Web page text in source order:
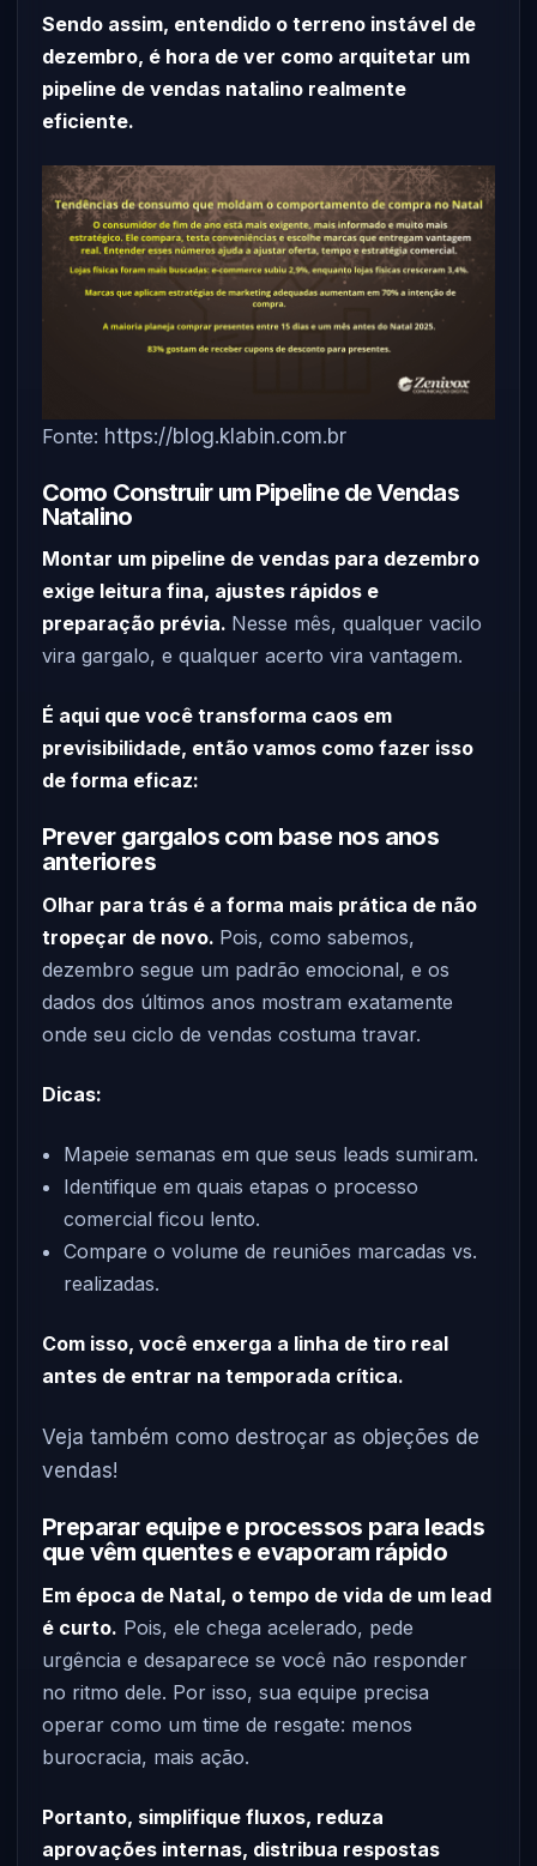
Sendo assim, entendido o terreno instável de
dezembro, é hora de ver como arquitetar um
pipeline de vendas natalino realmente
eficiente.
Fonte: https://blog.klabin.com.br
Como Construir um Pipeline de Vendas
Natalino
Montar um pipeline de vendas para dezembro
exige leitura fina, ajustes rápidos e
preparação prévia. Nesse mês, qualquer vacilo
vira gargalo, e qualquer acerto vira vantagem.
É aqui que você transforma caos em
previsibilidade, então vamos como fazer isso
de forma eficaz:
Prever gargalos com base nos anos
anteriores
Olhar para trás é a forma mais prática de não
tropeçar de novo. Pois, como sabemos,
dezembro segue um padrão emocional, e os
dados dos últimos anos mostram exatamente
onde seu ciclo de vendas costuma travar.
Dicas:
Mapeie semanas em que seus leads sumiram.
Identifique em quais etapas o processo
comercial ficou lento.
Compare o volume de reuniões marcadas vs.
realizadas.
Com isso, você enxerga a linha de tiro real
antes de entrar na temporada crítica.
Veja também como destroçar as objeções de
vendas!
Preparar equipe e processos para leads
que vêm quentes e evaporam rápido
Em época de Natal, o tempo de vida de um lead
é curto. Pois, ele chega acelerado, pede
urgência e desaparece se você não responder
no ritmo dele. Por isso, sua equipe precisa
operar como um time de resgate: menos
burocracia, mais ação.
Portanto, simplifique fluxos, reduza
aprovações internas, distribua respostas